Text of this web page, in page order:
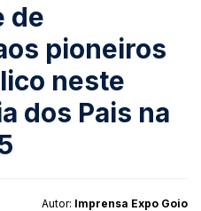
de
pioneiros
neste
dos Pais na
Autor: Imprensa Expo Goio